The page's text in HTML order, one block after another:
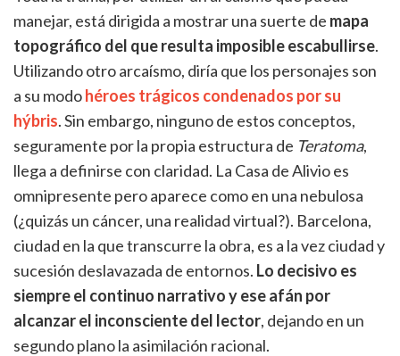
manejar, está dirigida a mostrar una suerte de mapa
topográfico del que resulta imposible escabullirse.
Utilizando otro arcaísmo, diría que los personajes son
a su modohéroes trágicos condenados por su
hýbris. Sin embargo, ninguno de estos conceptos,
seguramente por la propia estructura de Teratoma,
llega a definirse con claridad. La Casa de Alivio es
omnipresente pero aparece como en una nebulosa
(¿quizás un cáncer, una realidad virtual?). Barcelona,
ciudad en la que transcurre la obra, es a la vez ciudad y
sucesión deslavazada de entornos. Lo decisivo es
siempre el continuo narrativo y ese afán por
alcanzar el inconsciente del lector, dejando en un
segundo plano la asimilación racional.